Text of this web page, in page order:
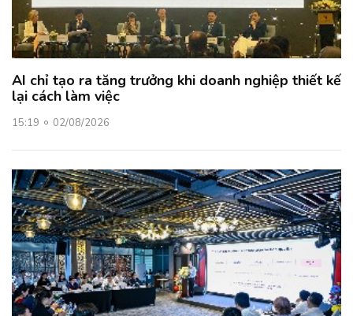
AI chỉ tạo ra tăng trưởng khi doanh nghiệp thiết kế
lại cách làm việc
15:19 02/08/2026